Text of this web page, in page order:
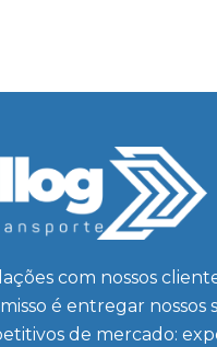
com nossos
é entregar nossos
de mercado: